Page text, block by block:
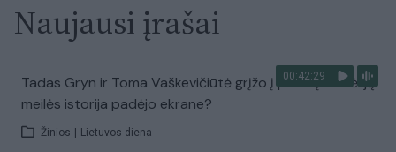
Naujausi įrašai
00:42:29
Tadas Gryn ir Toma Vaškevičiūtė grįžo į praeitį: kodėl jų
meilės istorija padėjo ekrane?
Žinios Lietuvos diena